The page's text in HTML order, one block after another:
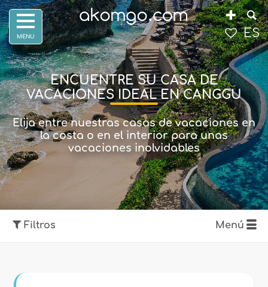
ENCUENTRE SU CASA DE
VACACIONES IDEAL EN CANGGU
Elija entre nuestras casas de vacaciones en
la costa o en el interior para unas
vacaciones inolvidables
Filtros Menú
ES